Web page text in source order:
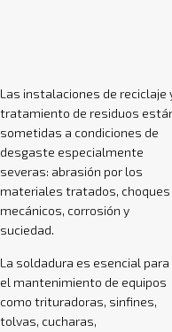
Las instalaciones de reciclaje
tratamiento de residuos
sometidas a condiciones de
desgaste especialmente
severas: abrasión por los
materiales tratados, choques
mecánicos, corrosión y
suciedad.
La soldadura es esencial para
el mantenimiento de equipos
como trituradoras, sinfines,
tolvas, cucharas,